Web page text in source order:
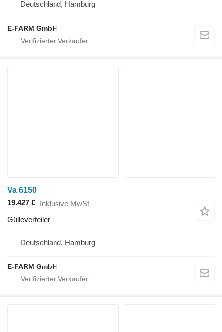
Deutschland, Hamburg
E-FARM GmbH
Va 6150
19.427 € Inklusive MwSt
Gülleverteiler
Deutschland, Hamburg
E-FARM GmbH